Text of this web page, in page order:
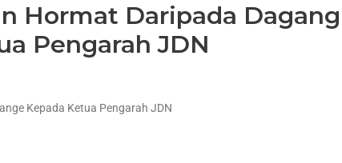
Hormat Daripada Dagang
Pengarah JDN
Kepada Ketua Pengarah JDN